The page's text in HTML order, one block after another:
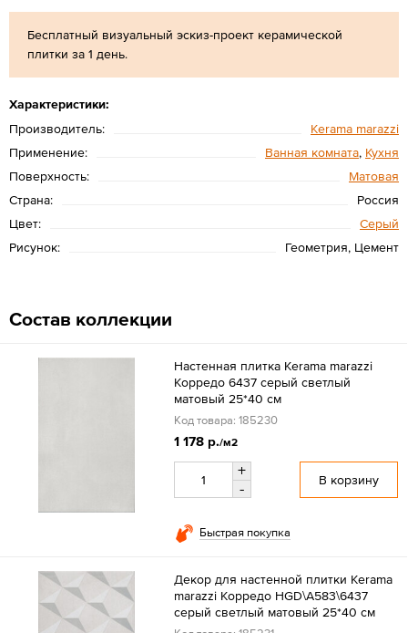
Бесплатный визуальный эскиз-проект керамической
плитки за 1 день.
Характеристики:
Производитель:
Kerama marazzi
Применение:
Ванная комната, Кухня
Поверхность:
Матовая
Страна:
Россия
Цвет:
Серый
Рисунок:
Геометрия, Цемент
Состав коллекции
Настенная плитка Kerama marazzi
Корредо 6437 серый светлый
матовый 25*40 см
Код товара: 185230
1 178 р./м2
+
-
В корзину
Быстрая покупка
Декор для настенной плитки Kerama
marazzi Корредо HGD\A583\6437
серый светлый матовый 25*40 см